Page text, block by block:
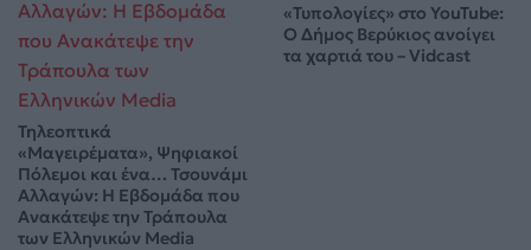
Τηλεοπτικά
«Μαγειρέματα», Ψηφιακοί
Πόλεμοι και ένα… Τσουνάμι
Αλλαγών: Η Εβδομάδα που
Ανακάτεψε την Τράπουλα
των Ελληνικών Media
«Τυπολογίες» στο YouTube:
Ο Δήμος Βερύκιος ανοίγει
τα χαρτιά του – Vidcast